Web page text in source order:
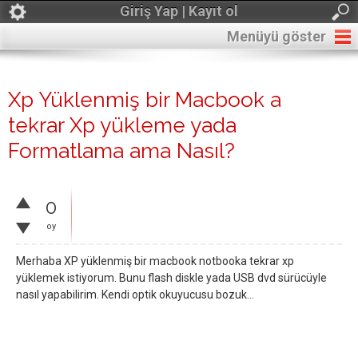
Giriş Yap | Kayıt ol
Menüyü göster
Xp Yüklenmiş bir Macbook a
tekrar Xp yükleme yada
Formatlama ama Nasıl?
0
oy
Merhaba XP yüklenmiş bir macbook notbooka tekrar xp
yüklemek istiyorum. Bunu flash diskle yada USB dvd sürücüyle
nasıl yapabilirim. Kendi optik okuyucusu bozuk...